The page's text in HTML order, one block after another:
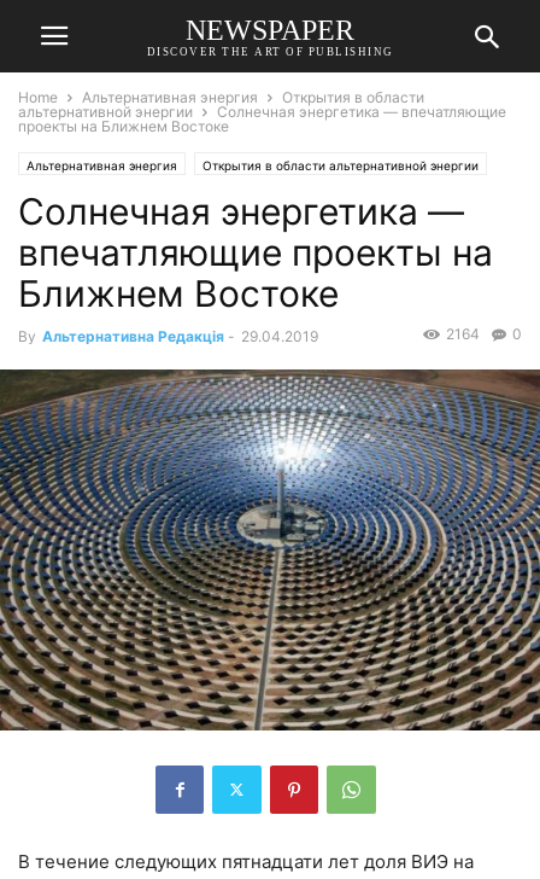
NEWSPAPER
DISCOVER THE ART OF PUBLISHING
Home Альтернативная энергия
Открытия в области
альтернативной энергии
Солнечная энергетика — впечатляющие
проекты на Ближнем Востоке
Альтернативная энергия Открытия в области альтернативной энергии
Солнечная энергетика —
впечатляющие проекты на
Ближнем Востоке
By Альтернативна Редакція - 29.04.2019 0
2164
В течение следующих пятнадцати лет доля ВИЭ на